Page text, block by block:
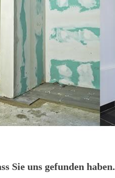
Sie uns gefunden haben.